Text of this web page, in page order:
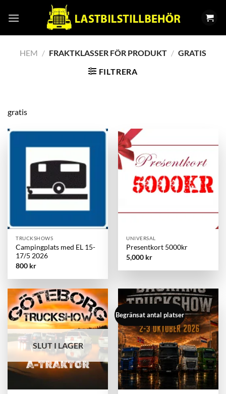
HEM / FRAKTKLASSER FÖR PRODUKT / GRATIS
FILTRERA
gratis
TRUCKSHOWS
Campingplats med EL 15-
17/5 2026
800 kr
UNIVERSAL
Presentkort 5000kr
5,000 kr
SLUT I LAGER
Begränsat antal platser